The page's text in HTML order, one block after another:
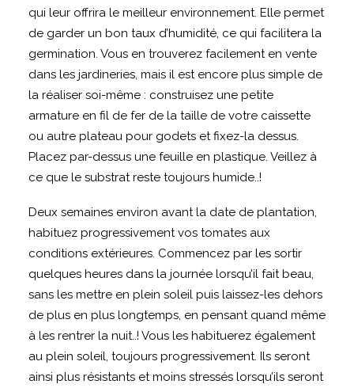
qui leur offrira le meilleur environnement. Elle permet
de garder un bon taux d’humidité, ce qui facilitera la
germination. Vous en trouverez facilement en vente
dans les jardineries, mais il est encore plus simple de
la réaliser soi-même : construisez une petite
armature en fil de fer de la taille de votre caissette
ou autre plateau pour godets et fixez-la dessus.
Placez par-dessus une feuille en plastique. Veillez à
ce que le substrat reste toujours humide..!
Deux semaines environ avant la date de plantation,
habituez progressivement vos tomates aux
conditions extérieures. Commencez par les sortir
quelques heures dans la journée lorsqu’il fait beau,
sans les mettre en plein soleil puis laissez-les dehors
de plus en plus longtemps, en pensant quand même
à les rentrer la nuit..! Vous les habituerez également
au plein soleil, toujours progressivement. Ils seront
ainsi plus résistants et moins stressés lorsqu’ils seront